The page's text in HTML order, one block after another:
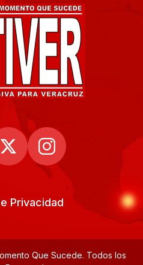
Privacidad
Que Sucede. Todos los